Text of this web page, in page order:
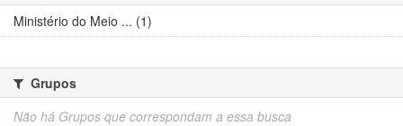
Ministério do Meio ... (1)
Grupos
Não há Grupos que correspondam a essa busca